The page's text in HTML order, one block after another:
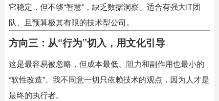
它稳定，但不够“智慧”，缺乏数据洞察。适合有强大IT团
队、且预算极其有限的技术型公司。
方向三：从“行为”切入，用文化引导
这是最容易被忽略，但成本最低、阻力和副作用也最小的
“软性改造”。我不同意一切只依赖技术的观点，因为人才是
最终的执行者。